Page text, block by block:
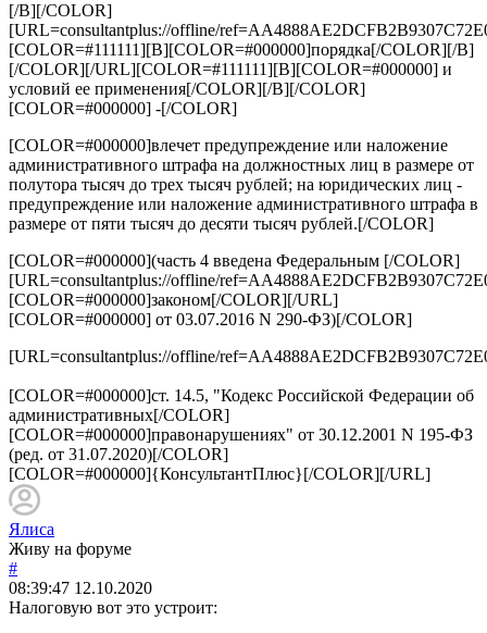
[/B][/COLOR]
[URL=consultantplus://offline/
[COLOR=#111111][B][COLOR=#000000]порядка[/COLOR][/B]
[/COLOR][/URL][COLOR=#111111][B][COLOR=#000000] и
условий ее применения[/COLOR][/B][/COLOR]
[COLOR=#000000] -[/COLOR]
[COLOR=#000000]влечет предупреждение или наложение
административного штрафа на должностных лиц в размере от
полутора тысяч до трех тысяч рублей; на юридических лиц -
предупреждение или наложение административного штрафа в
размере от пяти тысяч до десяти тысяч рублей.[/COLOR]
[COLOR=#000000](часть 4 введена Федеральным [/COLOR]
[URL=consultantplus://offline/
[COLOR=#000000]законом[/COLOR][/URL]
[COLOR=#000000] от 03.07.2016 N 290-ФЗ)[/COLOR]
[URL=consultantplus://offline/
[COLOR=#000000]ст. 14.5, "Кодекс Российской Федерации об
административных[/COLOR]
[COLOR=#000000]правонарушениях" от 30.12.2001 N 195-ФЗ
(ред. от 31.07.2020)[/COLOR]
[COLOR=#000000]{КонсультантПлюс}[/COLOR][/URL]
Ялиса
Живу на форуме
#
08:39:47 12.10.2020
Налоговую вот это устроит: